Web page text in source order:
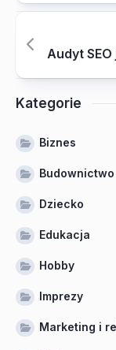
Audyt SEO
Kategorie
Biznes
Budownictwo
Dziecko
Edukacja
Hobby
Imprezy
Marketing i